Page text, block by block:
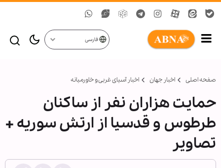
فارسی
صفحه اصلی اخبار جهان اخبار آسیای غربی و خاورمیانه
حمایت هزاران نفر از ساکنان
طرطوس و قدسيا از ارتش سوریه +
تصاویر